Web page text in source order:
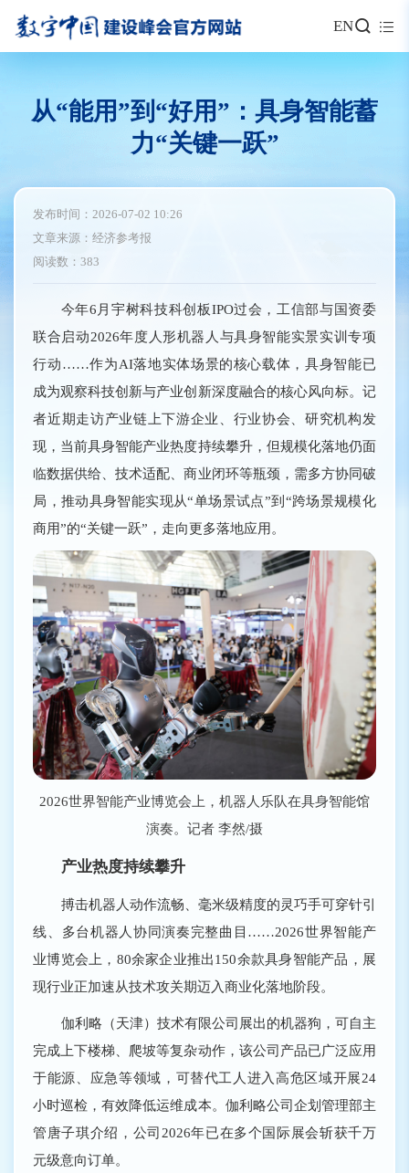
EN
从“能用”到“好用”：具身智能蓄
力“关键一跃”
发布时间：2026-07-02 10:26
文章来源：经济参考报
阅读数：383
今年6月宇树科技科创板IPO过会，工信部与国资委
联合启动2026年度人形机器人与具身智能实景实训专项
行动……作为AI落地实体场景的核心载体，具身智能已
成为观察科技创新与产业创新深度融合的核心风向标。记
者近期走访产业链上下游企业、行业协会、研究机构发
现，当前具身智能产业热度持续攀升，但规模化落地仍面
临数据供给、技术适配、商业闭环等瓶颈，需多方协同破
局，推动具身智能实现从“单场景试点”到“跨场景规模化
商用”的“关键一跃”，走向更多落地应用。
2026世界智能产业博览会上，机器人乐队在具身智能馆
演奏。记者 李然/摄
产业热度持续攀升
搏击机器人动作流畅、毫米级精度的灵巧手可穿针引
线、多台机器人协同演奏完整曲目……2026世界智能产
业博览会上，80余家企业推出150余款具身智能产品，展
现行业正加速从技术攻关期迈入商业化落地阶段。
伽利略（天津）技术有限公司展出的机器狗，可自主
完成上下楼梯、爬坡等复杂动作，该公司产品已广泛应用
于能源、应急等领域，可替代工人进入高危区域开展24
小时巡检，有效降低运维成本。伽利略公司企划管理部主
管唐子琪介绍，公司2026年已在多个国际展会斩获千万
元级意向订单。